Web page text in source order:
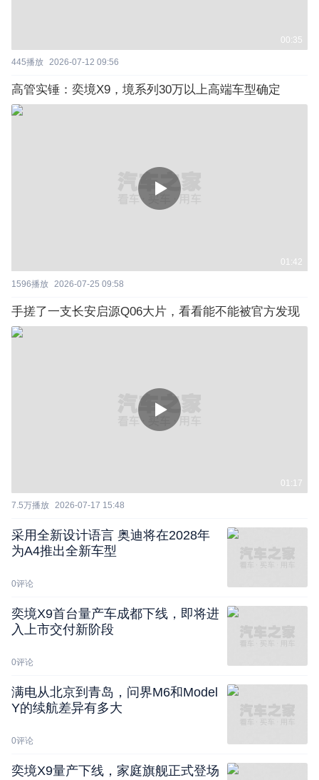
00:35
445播放 2026-07-12 09:56
高管实锤：奕境X9，境系列30万以上高端车型确定
01:42
1596播放 2026-07-25 09:58
手搓了一支长安启源Q06大片，看看能不能被官方发现
01:17
7.5万播放 2026-07-17 15:48
采用全新设计语言 奥迪将在2028年
为A4推出全新车型
0评论
奕境X9首台量产车成都下线，即将进
入上市交付新阶段
0评论
满电从北京到青岛，问界M6和Model
Y的续航差异有多大
0评论
奕境X9量产下线，家庭旗舰正式登场